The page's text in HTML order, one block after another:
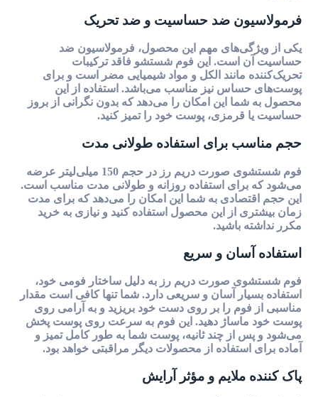
فرمولاسیون ضد حساسیت و ضد تحریک
یکی از ویژگی‌های مهم این محصول، فرمولاسیون ضد
حساسیت آن است. این فوم شستشو فاقد ترکیبات
تحریک‌کننده مانند الکل و مواد شیمیایی مضر است و برای
پوست‌های حساس نیز مناسب می‌باشد. استفاده از این
محصول به شما این امکان را می‌دهد که بدون نگرانی از بروز
حساسیت یا قرمزی، پوست خود را تمیز کنید.
حجم مناسب برای استفاده طولانی مدت
فوم شستشوی صورت دریم رز در حجم 150 میلی‌لیتر عرضه
می‌شود که برای استفاده روزانه و طولانی مدت مناسب است.
این حجم اقتصادی به شما این امکان را می‌دهد که برای مدت
زمان بیشتری از این محصول استفاده کنید و نیازی به خرید
مکرر نداشته باشید.
استفاده آسان و سریع
فوم شستشوی صورت دریم رز به دلیل ساختار فومی خود،
استفاده بسیار آسان و سریعی دارد. شما تنها کافی است مقدار
مناسبی از فوم را بر روی دست خود بریزید و به آرامی روی
پوست خود ماساژ دهید. این فوم به سرعت روی پوست پخش
می‌شود و پس از چند ثانیه، پوست شما به طور کامل تمیز و
آماده برای استفاده از محصولات دیگر مراقبتی خواهد بود.
پاک کننده ملایم و مؤثر آرایش